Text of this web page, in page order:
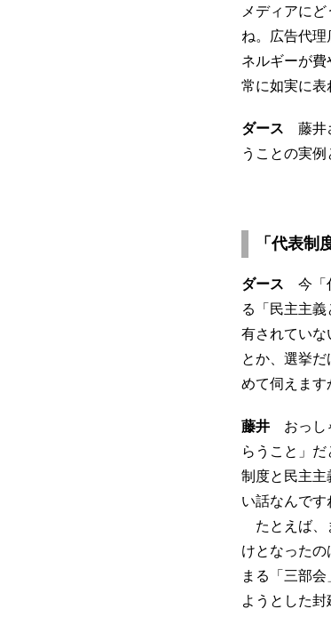
メディアに
ね。広告代
ネルギーが
常に如実に表
ダース 藤井
うことの実例
「代表制
ダース 今「
る「民主主
有されていな
とか、選挙
めて伺えます
藤井 おっし
らうこと」
制度と民主主
い話なんです
たとえば、
けとなった
まる「三部
ようとした